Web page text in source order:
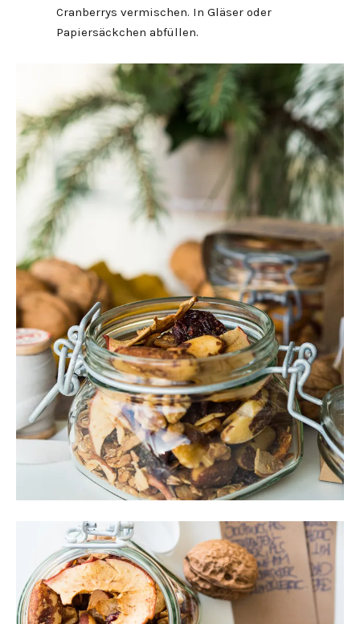
Cranberrys vermischen. In Gläser oder
Papiersäckchen abfüllen.